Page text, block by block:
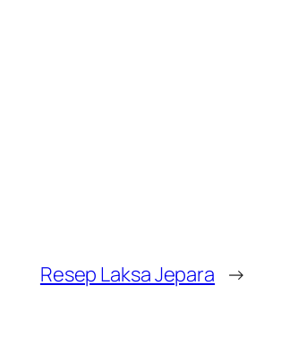
Resep Laksa Jepara →